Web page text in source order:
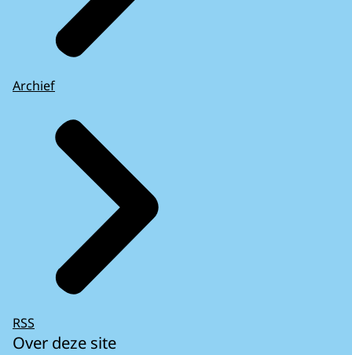
Archief
RSS
Over deze site